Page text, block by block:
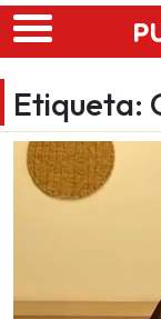
Skip to main
Etiqueta: